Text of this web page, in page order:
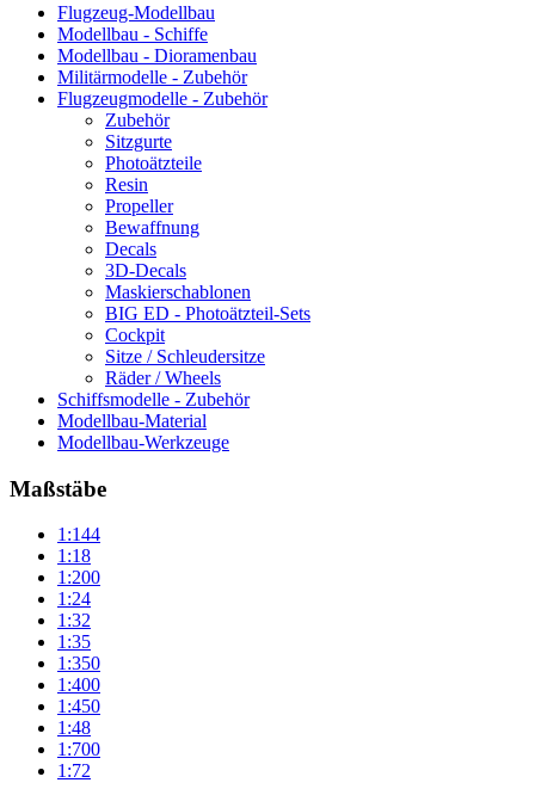
Flugzeug-Modellbau
Modellbau - Schiffe
Modellbau - Dioramenbau
Militärmodelle - Zubehör
Flugzeugmodelle - Zubehör
Zubehör
Sitzgurte
Photoätzteile
Resin
Propeller
Bewaffnung
Decals
3D-Decals
Maskierschablonen
BIG ED - Photoätzteil-Sets
Cockpit
Sitze / Schleudersitze
Räder / Wheels
Schiffsmodelle - Zubehör
Modellbau-Material
Modellbau-Werkzeuge
Maßstäbe
1:144
1:18
1:200
1:24
1:32
1:35
1:350
1:400
1:450
1:48
1:700
1:72